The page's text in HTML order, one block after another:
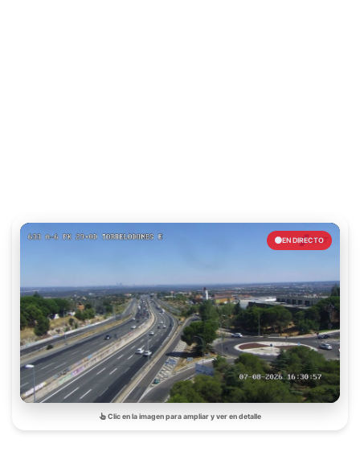
EN DIRECTO
Clic en la imagen para ampliar y ver en detalle